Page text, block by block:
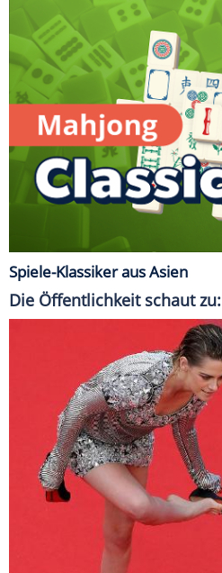
Spiele-Klassiker aus Asien
Die Öffentlichkeit schaut zu: